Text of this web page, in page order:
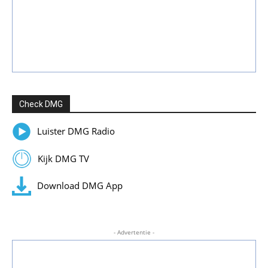
Check DMG
Luister DMG Radio
Kijk DMG TV
Download DMG App
- Advertentie -